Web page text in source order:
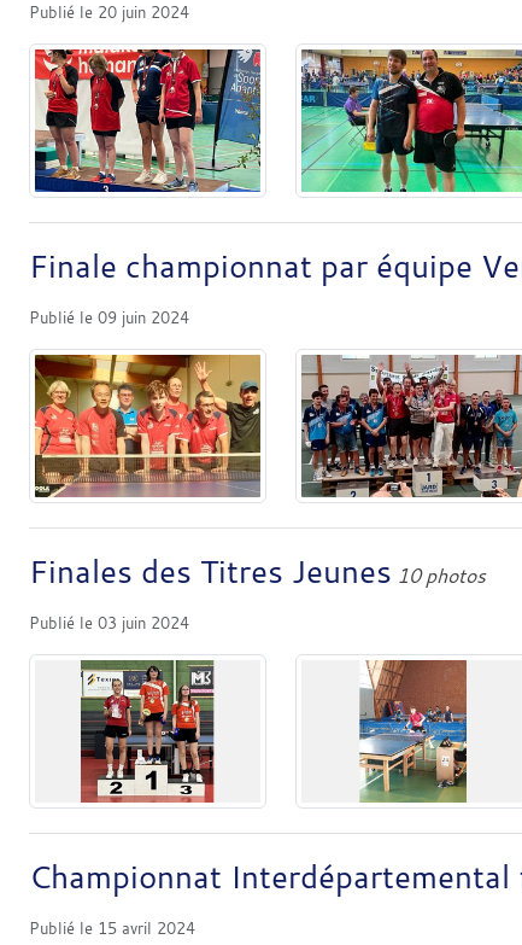
Publié le 20 juin 2024
Finale championnat par équipe
Publié le 09 juin 2024
Finales des Titres Jeunes 10 photos
Publié le 03 juin 2024
Championnat
Publié le 15 avril 2024